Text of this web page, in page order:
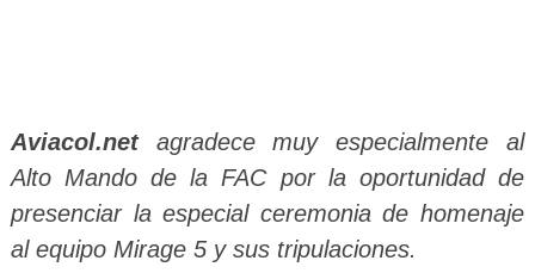
Aviacol.netagradece muy especialmente al
Alto Mando de la FAC por la oportunidad de
presenciar la especial ceremonia de homenaje
al equipo Mirage 5 y sus tripulaciones.